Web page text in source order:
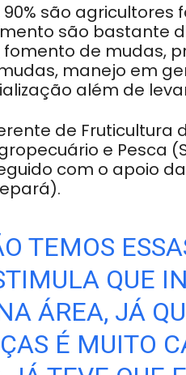
são agricultores
são bastante
de mudas,
manejo em
além de
de Fruticultura
e Pesca
com o apoio
TEMOS
QUE
ÁREA, JÁ
É MUITO